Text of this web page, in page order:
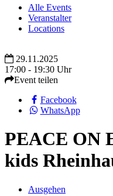
Alle Events
Veranstalter
Locations
29.11.2025
17:00 - 19:30 Uhr
Event teilen
Facebook
WhatsApp
PEACE ON
kids
Ausgehen